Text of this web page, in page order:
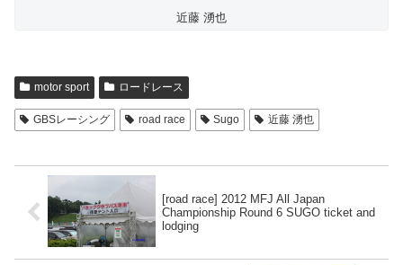
近藤 湧也
motor sport ロードレース
GBSレーシング road race Sugo 近藤 湧也
[road race] 2012 MFJ All Japan
Championship Round 6 SUGO ticket and
lodging